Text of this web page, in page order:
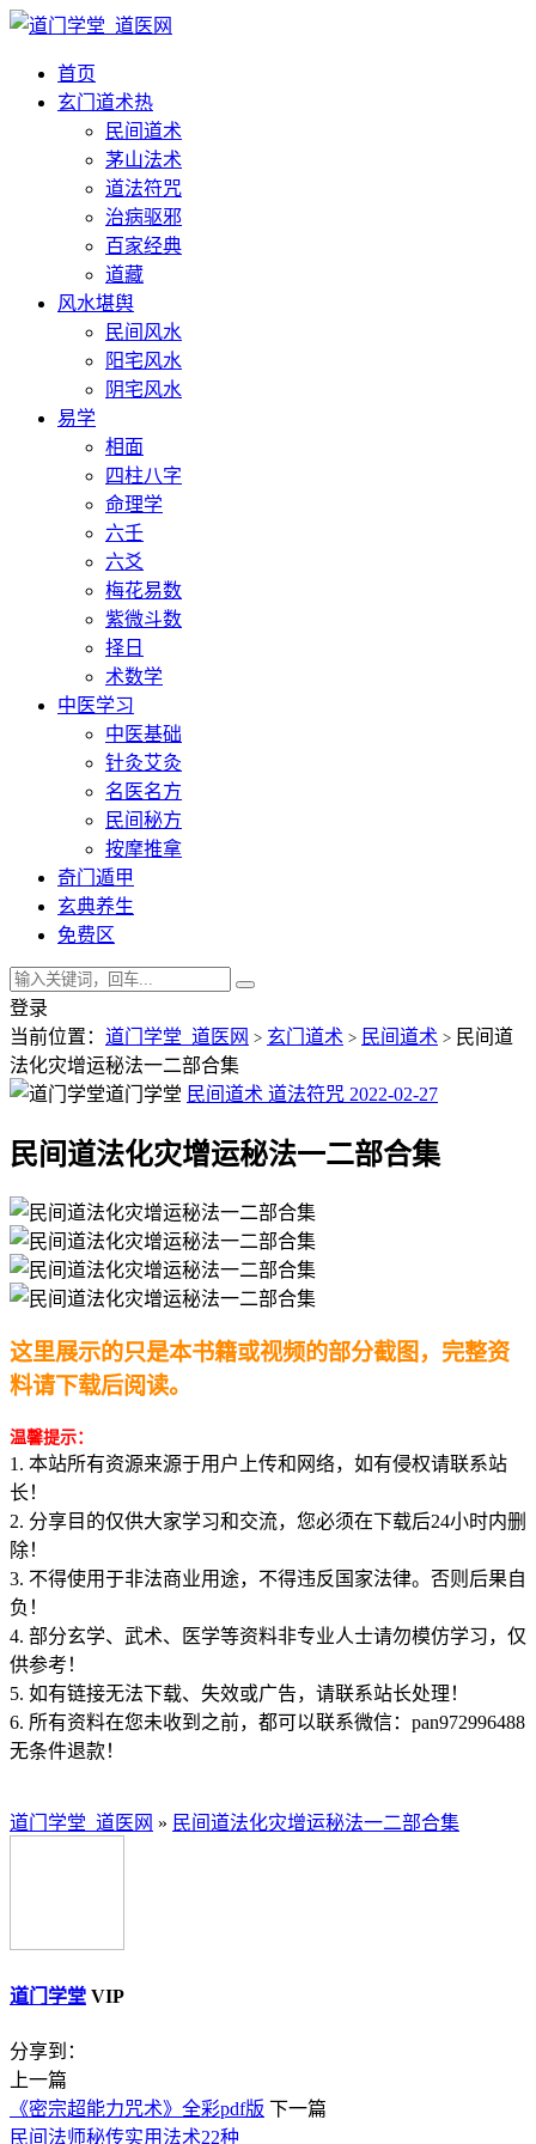
首页
玄门道术热
民间道术
茅山法术
道法符咒
治病驱邪
百家经典
道藏
风水堪舆
民间风水
阳宅风水
阴宅风水
易学
相面
四柱八字
命理学
六壬
六爻
梅花易数
紫微斗数
择日
术数学
中医学习
中医基础
针灸艾灸
名医名方
民间秘方
按摩推拿
奇门遁甲
玄典养生
免费区
登录
当前位置： 道门学堂_道医网 > 玄门道术 > 民间道术 > 民间道
法化灾增运秘法一二部合集
道门学堂 民间道术 道法符咒 2022-02-27
民间道法化灾增运秘法一二部合集
这里展示的只是本书籍或视频的部分截图，完整资
料请下载后阅读。
温馨提示：
1. 本站所有资源来源于用户上传和网络，如有侵权请联系站
长！
2. 分享目的仅供大家学习和交流，您必须在下载后24小时内删
除！
3. 不得使用于非法商业用途，不得违反国家法律。否则后果自
负！
4. 部分玄学、武术、医学等资料非专业人士请勿模仿学习，仅
供参考！
5. 如有链接无法下载、失效或广告，请联系站长处理！
6. 所有资料在您未收到之前，都可以联系微信：pan972996488
无条件退款！
道门学堂_道医网 » 民间道法化灾增运秘法一二部合集
道门学堂 VIP
分享到：
上一篇
《密宗超能力咒术》全彩pdf版 下一篇
民间法师秘传实用法术22种